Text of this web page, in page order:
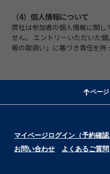
（4）個人情報について
弊社は参加者の個人情報に関
せん。 エントリーいただいた
報の取扱い」に基づき責任を持
ペー
マイページログイン（予約確認
お問い合わせ
よくあるご質問